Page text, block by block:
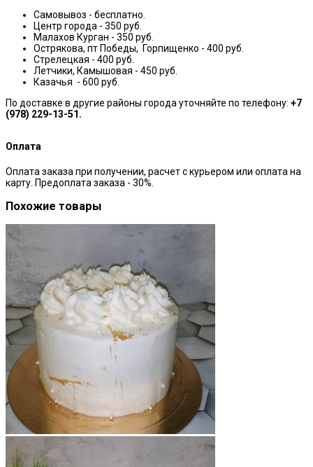
Самовывоз - бесплатно.
Центр города - 350 руб.
Малахов Курган - 350 руб.
Острякова, пт Победы, Горпищенко - 400 руб.
Стрелецкая - 400 руб.
Летчики, Камышовая - 450 руб.
Казачья - 600 руб.
По доставке в другие районы города уточняйте по телефону: +7
(978) 229-13-51.
Оплата
Оплата заказа при получении, расчет с курьером или оплата на
карту. Предоплата заказа - 30%.
Похожие товары